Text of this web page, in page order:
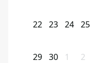
22 23 24 25
29 30 1 2